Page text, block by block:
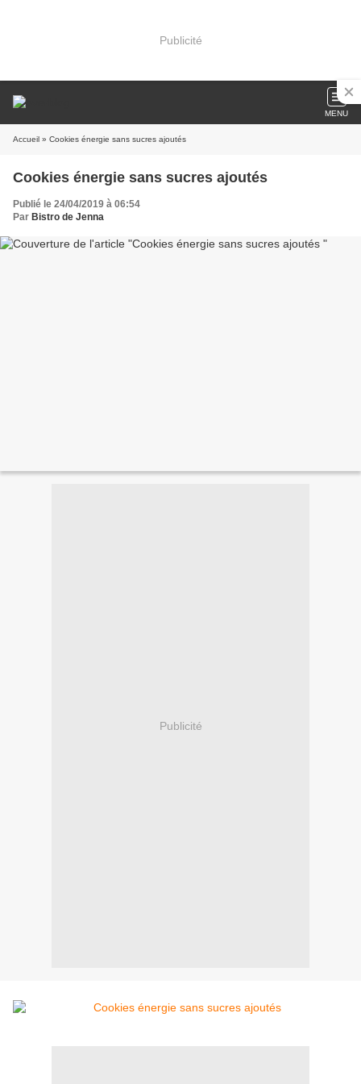
Publicité
MENU
Accueil » Cookies énergie sans sucres ajoutés
Cookies énergie sans sucres ajoutés
Publié le 24/04/2019 à 06:54
Par Bistro de Jenna
Publicité